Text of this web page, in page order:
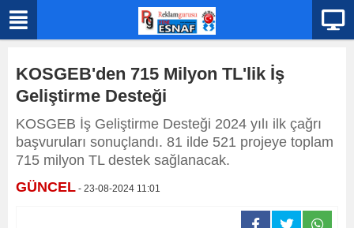
KOSGEB'den 715 Milyon TL'lik İş
Geliştirme Desteği
KOSGEB İş Geliştirme Desteği 2024 yılı ilk çağrı
başvuruları sonuçlandı. 81 ilde 521 projeye toplam
715 milyon TL destek sağlanacak.
GÜNCEL - 23-08-2024 11:01